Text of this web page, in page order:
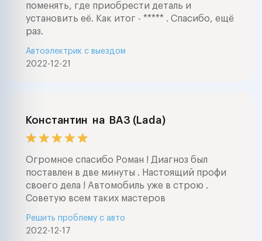
поменять, где приобрести деталь и
установить её. Как итог - ***** . Спасибо, ещё
раз.
2022-12-21
Автоэлектрик с выездом
Константин на ВАЗ (Lada)
Огромное спасибо Роман ! Диагноз был
поставлен в две минуты . Настоящий профи
своего дела ! Автомобиль уже в строю .
Советую всем таких мастеров
2022-12-17
Решить проблему с авто